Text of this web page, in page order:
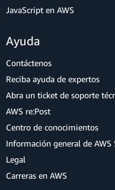
JavaScript en AWS
Ayuda
Contáctenos
Reciba ayuda de expertos
Abra un ticket de soporte
AWS re:Post
Centro de conocimientos
Información general de AWS
Legal
Carreras en AWS